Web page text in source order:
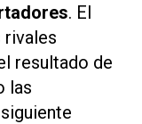
. El
rivales
resultado de
las